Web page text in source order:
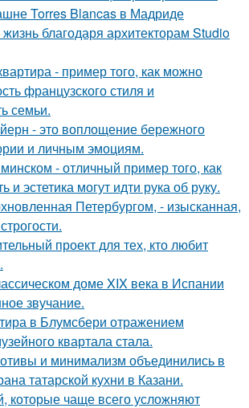
Torres Blancas в Мадриде
благодаря архитекторам Studio
- пример того, как можно
французского стиля и
семьи.
- это воплощение бережного
и личным эмоциям.
- отличный пример того, как
и эстетика могут идти рука об руку.
Петербургом, - изысканная,
проект для тех, кто любит
доме XIX века в Испании
звучание.
в Блумсбери отражением
квартала стала.
и минимализм объединились в
татарской кухни в Казани.
которые чаще всего усложняют